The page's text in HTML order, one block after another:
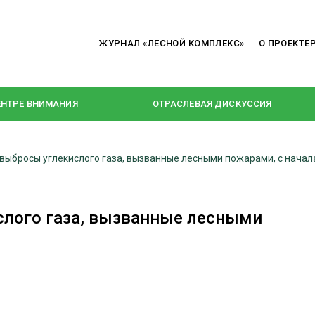
ЖУРНАЛ «ЛЕСНОЙ КОМПЛЕКС» О ПРОЕКТЕ
ВНИМАНИЯ ОТРАСЛЕВАЯ ДИСКУССИЯ
ДОМОСТРОЕНИЕ
РУБРИКИ
КРУПНЫМ ПЛАНОМ
углекислого газа, вызванные лесными пожарами, с
газа, вызванные лесными